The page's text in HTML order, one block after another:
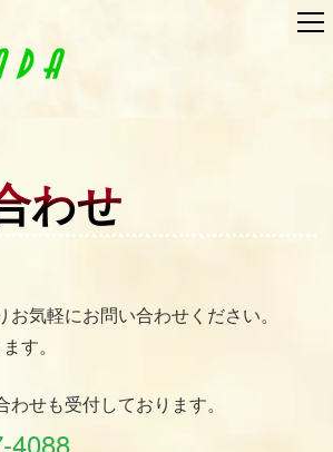
わせ
気軽にお問い合わせください。
す。
せも受付しております。
4088